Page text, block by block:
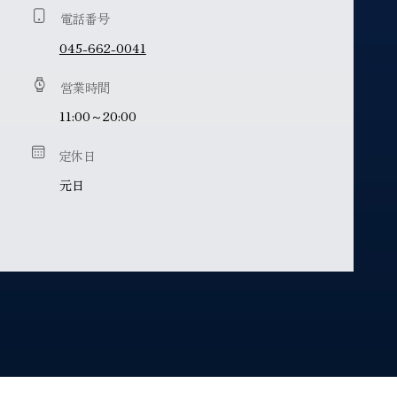
電話番号
045-662-0041
営業時間
11:00～20:00
定休日
元日